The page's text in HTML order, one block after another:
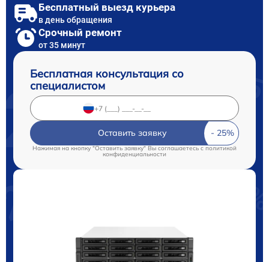
Бесплатный выезд курьера
в день обращения
Срочный ремонт
от 35 минут
Бесплатная консультация со
специалистом
Оставить заявку
Нажимая на кнопку "Оставить заявку" Вы соглашаетесь cполитикой
конфиденциальности